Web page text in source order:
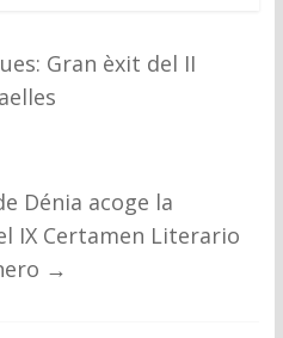
Gran èxit del II
Dénia acoge la
IX Certamen Literario
→